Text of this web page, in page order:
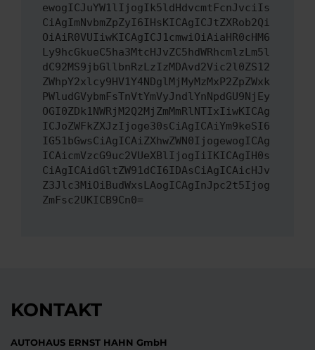
ewogICJuYW1lIjogIk5ldHdvcmtFcnJvciIs
CiAgImNvbmZpZyI6IHsKICAgICJtZXRob2Qi
OiAiR0VUIiwKICAgICJ1cmwiOiAiaHR0cHM6
Ly9hcGkueC5ha3MtcHJvZC5hdWRhcmlzLm5l
dC92MS9jbGllbnRzLzIzMDAvd2Vic2l0ZS12
ZWhpY2xlcy9HV1Y4NDglMjMyMzMxP2ZpZWxk
PWludGVybmFsTnVtYmVyJndlYnNpdGU9NjEy
OGI0ZDk1NWRjM2Q2MjZmMmRlNTIxIiwKICAg
ICJoZWFkZXJzIjoge30sCiAgICAiYm9keSI6
IG51bGwsCiAgICAiZXhwZWN0IjogewogICAg
ICAicmVzcG9uc2VUeXBlIjogIiIKICAgIH0s
CiAgICAidGltZW91dCI6IDAsCiAgICAicHJv
Z3Jlc3MiOiBudWxsLAogICAgInJpc2t5Ijog
ZmFsc2UKICB9Cn0=
KONTAKT
AUTOHAUS ERNST HAHN GmbH